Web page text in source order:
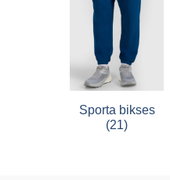
Sporta bikses
(21)